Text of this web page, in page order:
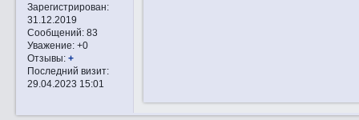
Зарегистрирован:
31.12.2019
Сообщений:83
Уважение: +0
Отзывы: +
Последний визит:
29.04.2023 15:01